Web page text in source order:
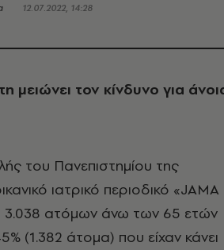
12.07.2022, 14:28
τον κίνδυνο για
του Πανεπιστημίου της
ιατρικό περιοδικό «JAMA
3.038 ατόμων άνω των 65 ετών
(1.382 άτομα) που είχαν κάνει